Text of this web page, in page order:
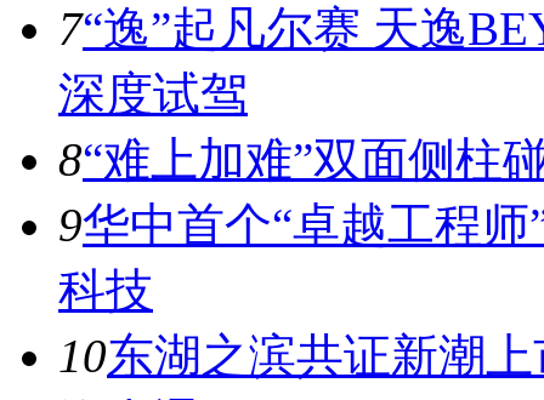
7“逸”起凡尔赛 天逸
深度试驾
8“难上加难”双面侧柱
9华中首个“卓越工程
科技
10东湖之滨共证新潮